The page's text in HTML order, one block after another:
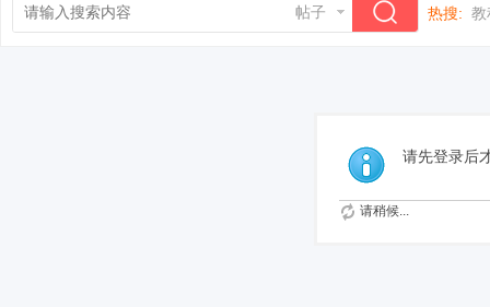
帖子
热搜: 教
请先登录后
请稍候...